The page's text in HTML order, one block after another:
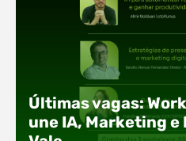
Últimas vagas:
une IA, Marketing